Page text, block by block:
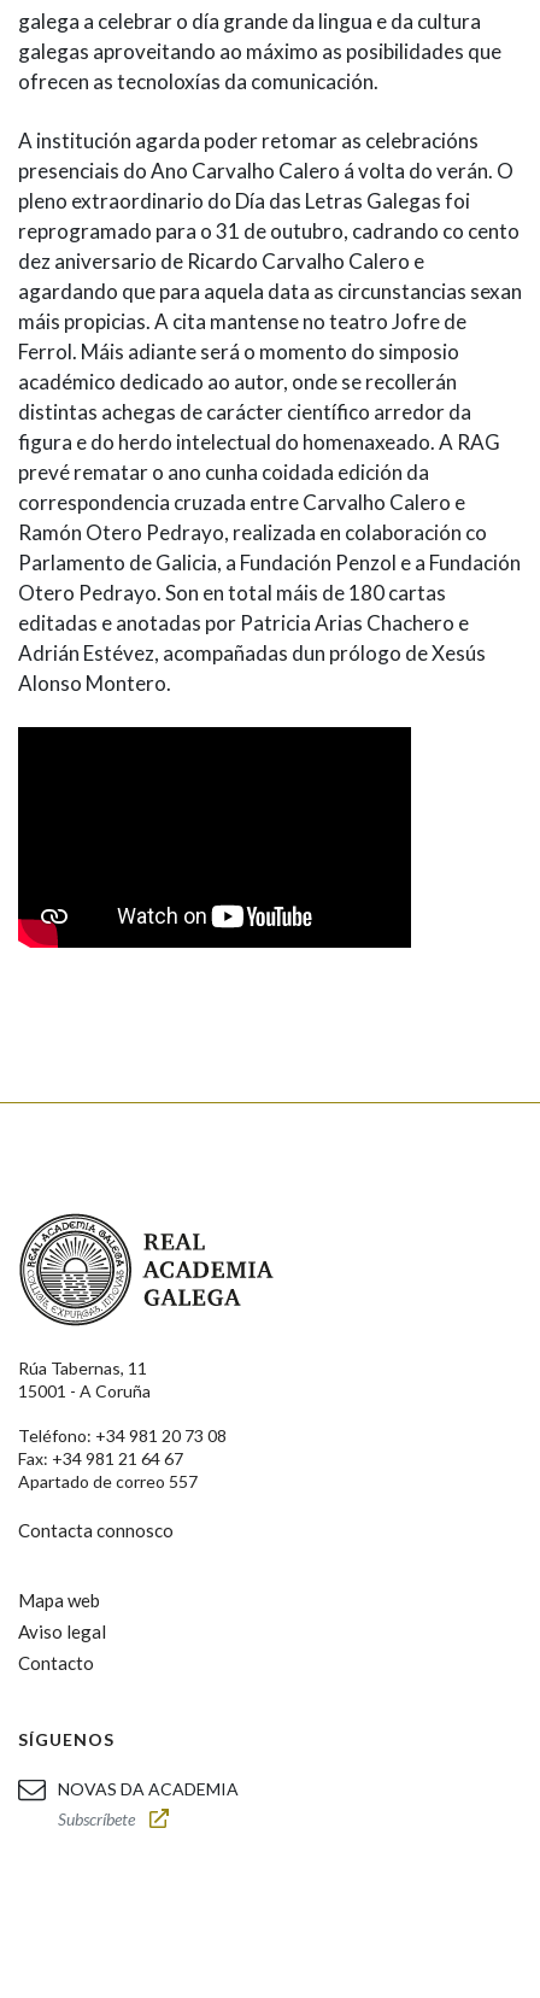
galega a celebrar o día grande da lingua e da cultura
galegas aproveitando ao máximo as posibilidades que
ofrecen as tecnoloxías da comunicación.
A institución agarda poder retomar as celebracións
presenciais do Ano Carvalho Calero á volta do verán. O
pleno extraordinario do Día das Letras Galegas foi
reprogramado para o 31 de outubro, cadrando co cento
dez aniversario de Ricardo Carvalho Calero e
agardando que para aquela data as circunstancias sexan
máis propicias. A cita mantense no teatro Jofre de
Ferrol. Máis adiante será o momento do simposio
académico dedicado ao autor, onde se recollerán
distintas achegas de carácter científico arredor da
figura e do herdo intelectual do homenaxeado. A RAG
prevé rematar o ano cunha coidada edición da
correspondencia cruzada entre Carvalho Calero e
Ramón Otero Pedrayo, realizada en colaboración co
Parlamento de Galicia, a Fundación Penzol e a Fundación
Otero Pedrayo. Son en total máis de 180 cartas
editadas e anotadas por Patricia Arias Chachero e
Adrián Estévez, acompañadas dun prólogo de Xesús
Alonso Montero.
Real Academia Galega
Rúa Tabernas, 11
15001 - A Coruña
Teléfono: +34 981 20 73 08
Fax: +34 981 21 64 67
Apartado de correo 557
Contacta connosco
Mapa web
Aviso legal
Contacto
SÍGUENOS
NOVAS DA ACADEMIA
Subscríbete